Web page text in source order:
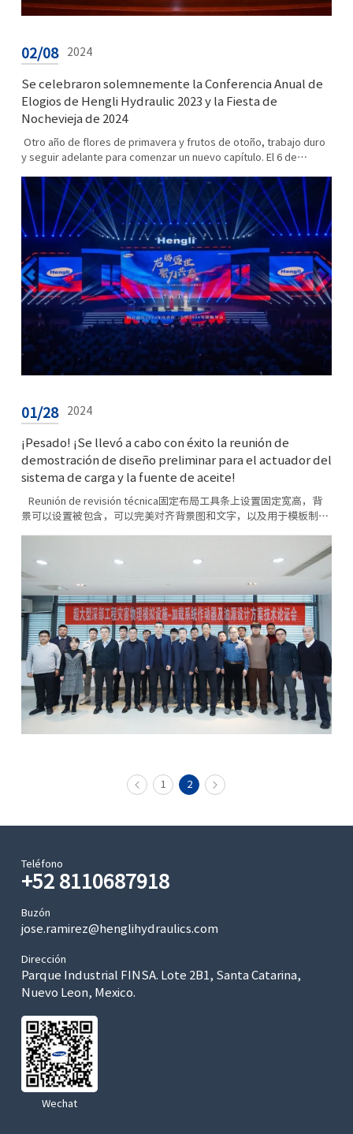
02/08 2024
Se celebraron solemnemente la Conferencia Anual de
Elogios de Hengli Hydraulic 2023 y la Fiesta de
Nochevieja de 2024
Otro año de flores de primavera y frutos de otoño, trabajo duro
y seguir adelante para comenzar un nuevo capítulo. El 6 de
Anual de El...
01/28 2024
¡Pesado! ¡Se llevó a cabo con éxito la reunión de
demostración de diseño preliminar para el actuador del
sistema de carga y la fuente de aceite!
Reunión de revisión técnica固定布局工具条上设置固定宽高，背
景可以设置被包含，可以完美对齐背景图和文字，以及用于模板制
1 2
Teléfono
+52 8110687918
Buzón
jose.ramirez@henglihydraulics.com
Dirección
Parque Industrial FINSA. Lote 2B1, Santa Catarina,
Nuevo Leon, Mexico.
Wechat